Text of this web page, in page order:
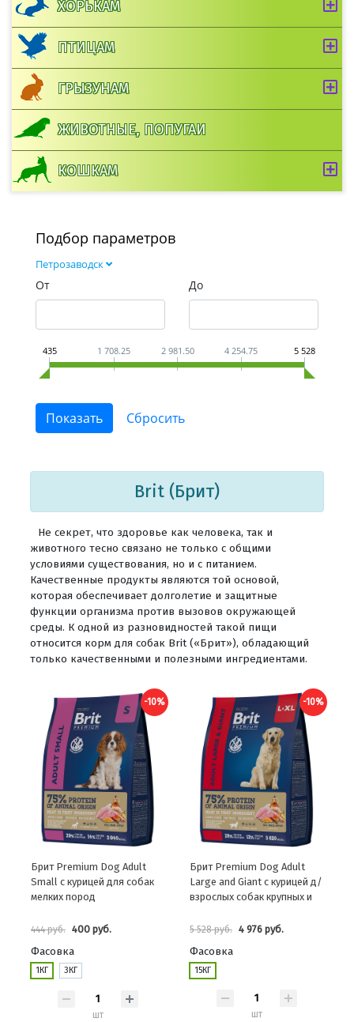
ХОРЬКАМ
ПТИЦАМ
ГРЫЗУНАМ
ЖИВОТНЫЕ, ПОПУГАИ
КОШКАМ
Подбор параметров
Петрозаводск
От До
435 1 708.25 2 981.50 4 254.75 5 528
Brit (Брит)
Не секрет, что здоровье как человека, так и
животного тесно связано не только с общими
условиями существования, но и с питанием.
Качественные продукты являются той основой,
которая обеспечивает долголетие и защитные
функции организма против вызовов окружающей
среды. К одной из разновидностей такой пищи
относится корм для собак Brit («Брит»), обладающий
только качественными и полезными ингредиентами.
-10%
Брит Premium Dog Adult
Small с курицей для собак
мелких пород
444 руб. 400 руб.
Фасовка
1КГ 3КГ
шт
-10%
Брит Premium Dog Adult
Large and Giant с курицей д/
взрослых собак крупных и
5 528 руб. 4 976 руб.
Фасовка
15КГ
шт